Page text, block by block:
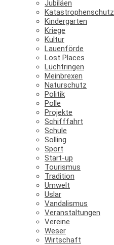
Jubiläen
Katastrophenschutz
Kindergarten
Kriege
Kultur
Lauenförde
Lost Places
Lüchtringen
Meinbrexen
Naturschutz
Politik
Polle
Projekte
Schifffahrt
Schule
Solling
Sport
Start-up
Tourismus
Tradition
Umwelt
Uslar
Vandalismus
Veranstaltungen
Vereine
Weser
Wirtschaft